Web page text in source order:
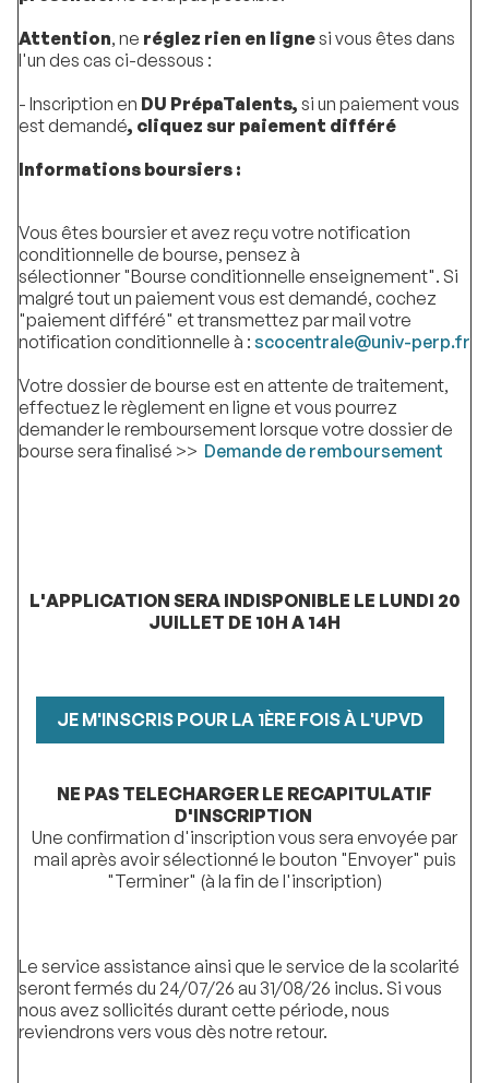
Attention, ne réglez rien en lignesi vous êtes dans
l'un des cas ci-dessous :
- Inscription en DU PrépaTalents, si un paiement vous
est demandé, cliquez sur paiement différé
Informations boursiers :
Vous êtes boursier et avez reçu votre notification
conditionnelle de bourse, pensez à
sélectionner "Bourse conditionnelle enseignement". Si
malgré tout un paiement vous est demandé, cochez
"paiement différé" et transmettez par mail votre
notification conditionnelle à : scocentrale@univ-perp.fr
Votre dossier de bourse est en attente de traitement,
effectuez le règlement en ligne et vous pourrez
demander le remboursement lorsque votre dossier de
bourse sera finalisé >> Demande de remboursement
L'APPLICATION SERA INDISPONIBLE LE LUNDI 20
JUILLET DE 10H A 14H
JE M'INSCRIS POUR LA 1ÈRE FOIS À L'UPVD
NE PAS TELECHARGER LE RECAPITULATIF
D'INSCRIPTION
Une confirmation d'inscription vous sera envoyée par
mail après avoir sélectionné le bouton "Envoyer" puis
"Terminer" (à la fin de l'inscription)
Le service assistance ainsi que le service de la scolarité
seront fermés du 24/07/26 au 31/08/26 inclus. Si vous
nous avez sollicités durant cette période, nous
reviendrons vers vous dès notre retour.